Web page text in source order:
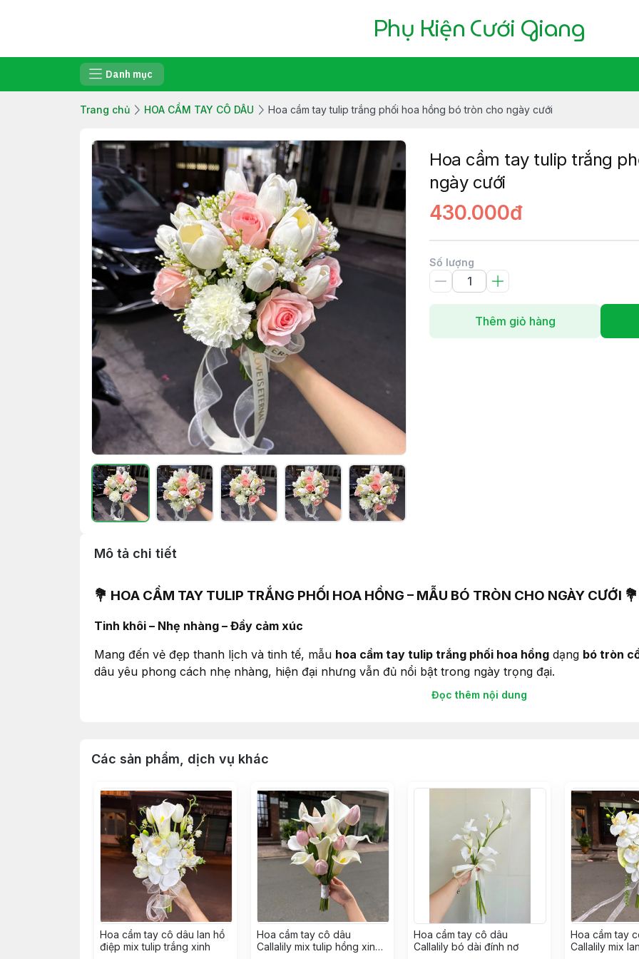
Phụ Kiện Cưới Giang
Danh mục
Trang chủ HOA CẦM TAY CÔ DÂU Hoa cầm tay tulip trắng phối hoa hồng bó tròn cho ngày cưới
Hoa cầm tay tulip trắng
ngày cưới
430.000đ
Số lượng
Thêm giỏ hàng
Mô tả chi tiết
💐 HOA CẦM TAY TULIP TRẮNG PHỐI HOA HỒNG – MẪU BÓ TRÒN CHO NGÀY CƯỚI 💐
Tinh khôi – Nhẹ nhàng – Đầy cảm xúc
Mang đến vẻ đẹp thanh lịch và tinh tế, mẫu hoa cầm tay tulip trắng phối hoa hồng dạng bó tròn
dâu yêu phong cách nhẹ nhàng, hiện đại nhưng vẫn đủ nổi bật trong ngày trọng đại.
– Đại diện cho sự thuần khiết, tình yêu chân thành
💞 Form bó tròn gọn gàng, sang trọng – Dễ cầm, tôn dáng váy cưới
🎀 Phù hợp với các concept cưới:
✔️ Cưới ngoài trời – tone trắng – xanh
✔️ Tiệc cưới phong cách châu Âu tối giản
✔️ Cô dâu yêu thích vẻ đẹp tự nhiên, thanh tao
📸 Hoàn hảo để chụp ảnh cưới, đi lễ gia tiên hay tiệc chính!
Đọc thêm nội dung
Các sản phẩm, dịch vụ khác
Hoa cầm tay cô dâu lan hồ
điệp mix tulip trắng xinh
Hoa cầm tay cô dâu
Callalily mix tulip hồng xinh
Hoa cầm tay cô dâu
Callalily bó dài đính nơ
Hoa cầm tay
Callalily mix